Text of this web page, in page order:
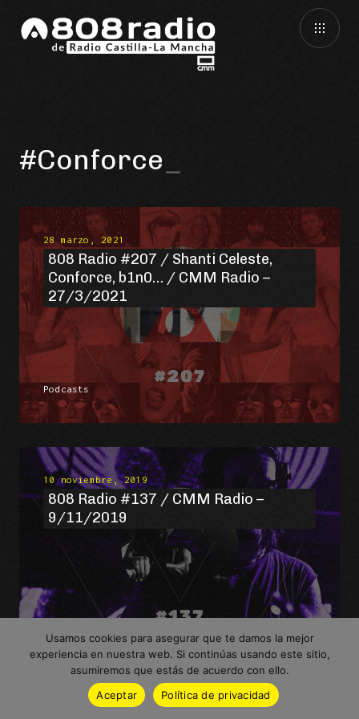
#Conforce
28 marzo, 2021
808 Radio #207 / Shanti Celeste,
Conforce, b1n0… / CMM Radio –
27/3/2021
Podcasts
10 noviembre, 2019
808 Radio #137 / CMM Radio –
9/11/2019
Usamos cookies para asegurar que te damos la mejor
experiencia en nuestra web. Si continúas usando este sitio,
asumiremos que estás de acuerdo con ello.
Aceptar
Política de privacidad